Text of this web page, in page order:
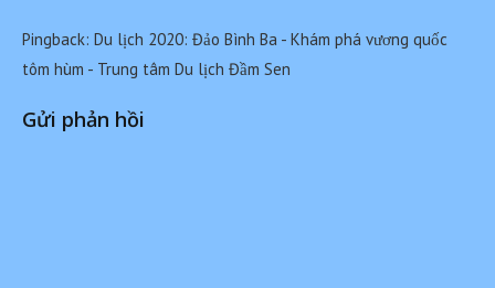
Pingback: Du lịch 2020: Đảo Bình Ba - Khám phá vương quốc
tôm hùm - Trung tâm Du lịch Đầm Sen
Gửi phản hồi